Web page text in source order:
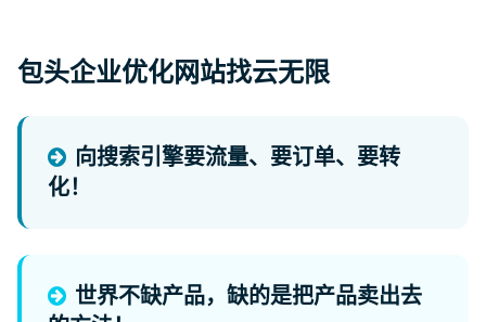
包头企业优化网站找云无限
向搜索引擎要流量、要订单、要转
化！
世界不缺产品，缺的是把产品卖出去